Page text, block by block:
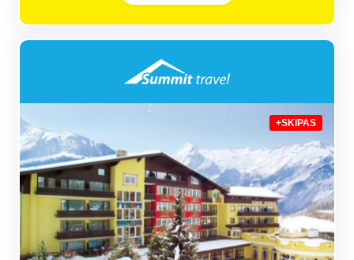
+SKIPAS